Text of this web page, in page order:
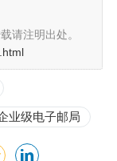
请注明出处。
业级电子邮局